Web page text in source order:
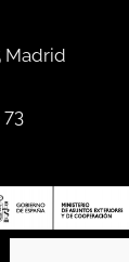
Madrid
73